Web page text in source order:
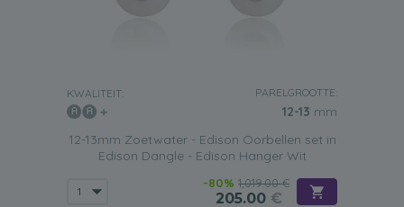
KWALITEIT: PARELGROOTTE:
12-13 mm
12-13mm Zoetwater - Edison Oorbellen set in
Edison Dangle - Edison Hanger Wit
-80% 1,019.00 €
205.00 €